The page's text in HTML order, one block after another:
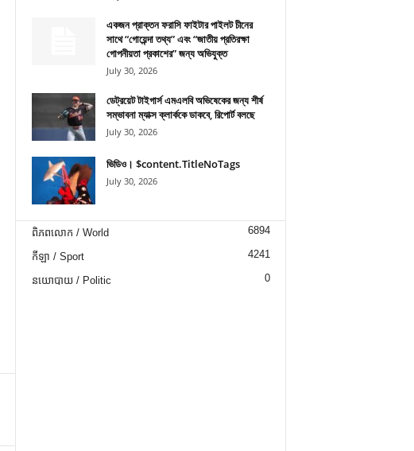
একজন প্রাক্তন ফরাসি ফাইটার পাইলট চীনের
সাথে “গোয়েন্দা তথ্য” এবং “জাতীয় প্রতিরক্ষা
গোপনীয়তা প্রকাশের” জন্য অভিযুক্ত
July 30, 2026
ডেট্রয়েট টাইগার্স এমএলবি অভিষেকের জন্য শীর্ষ
সম্ভাবনা ম্যাক্স ক্লার্ককে ডাকবে, রিপোর্ট বলছে
July 30, 2026
ভিডিও। $content.TitleNoTags
July 30, 2026
ពិភពលោក / World 6894
កីឡា / Sport 4241
នយោបាយ / Politic 0